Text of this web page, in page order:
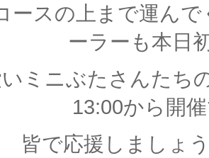
ースの上まで運ん
ーラーも本日
ミニぶたさんたち
13:00から開
皆で応援しましょ